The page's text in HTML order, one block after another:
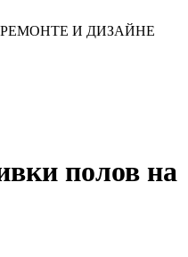
И ДИЗАЙНЕ
полов на